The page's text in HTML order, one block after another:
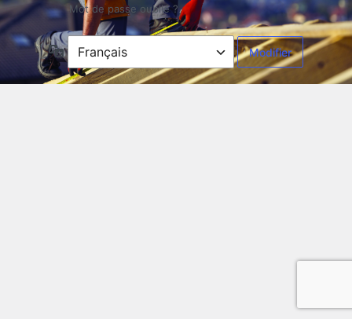
Mot de passe oublié ?
Langue